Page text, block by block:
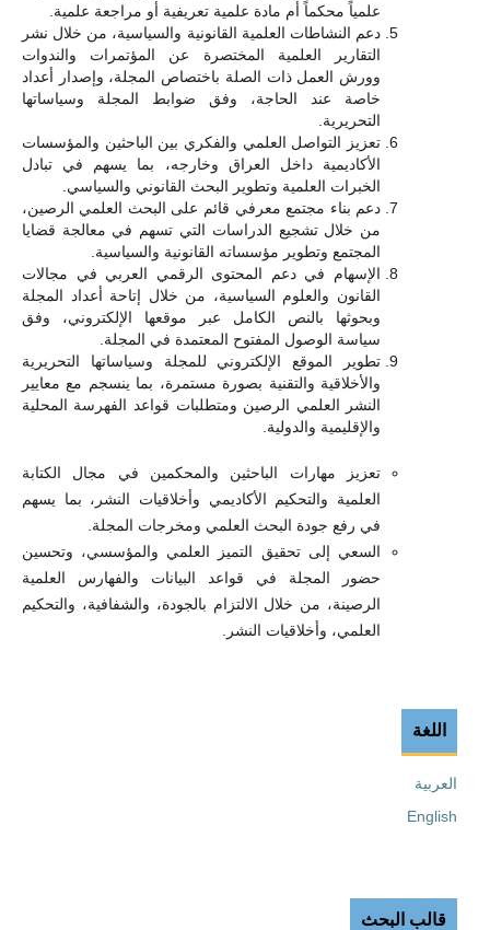
علمياً محكماً أم مادة علمية تعريفية أو مراجعة علمية.
دعم النشاطات العلمية القانونية والسياسية، من خلال نشر
التقارير العلمية المختصرة عن المؤتمرات والندوات
وورش العمل ذات الصلة باختصاص المجلة، وإصدار أعداد
خاصة عند الحاجة، وفق ضوابط المجلة وسياساتها
التحريرية.
تعزيز التواصل العلمي والفكري بين الباحثين والمؤسسات
الأكاديمية داخل العراق وخارجه، بما يسهم في تبادل
الخبرات العلمية وتطوير البحث القانوني والسياسي.
دعم بناء مجتمع معرفي قائم على البحث العلمي الرصين،
من خلال تشجيع الدراسات التي تسهم في معالجة قضايا
المجتمع وتطوير مؤسساته القانونية والسياسية.
الإسهام في دعم المحتوى الرقمي العربي في مجالات
القانون والعلوم السياسية، من خلال إتاحة أعداد المجلة
وبحوثها بالنص الكامل عبر موقعها الإلكتروني، وفق
سياسة الوصول المفتوح المعتمدة في المجلة.
تطوير الموقع الإلكتروني للمجلة وسياساتها التحريرية
والأخلاقية والتقنية بصورة مستمرة، بما ينسجم مع معايير
النشر العلمي الرصين ومتطلبات قواعد الفهرسة المحلية
والإقليمية والدولية.
تعزيز مهارات الباحثين والمحكمين في مجال الكتابة
العلمية والتحكيم الأكاديمي وأخلاقيات النشر، بما يسهم
في رفع جودة البحث العلمي ومخرجات المجلة.
السعي إلى تحقيق التميز العلمي والمؤسسي، وتحسين
حضور المجلة في قواعد البيانات والفهارس العلمية
الرصينة، من خلال الالتزام بالجودة، والشفافية، والتحكيم
العلمي، وأخلاقيات النشر.
اللغة
العربية
English
قالب البحث